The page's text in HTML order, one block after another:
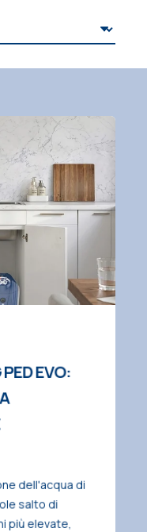
EVO:
dell'acqua di
salto di
più elevate,